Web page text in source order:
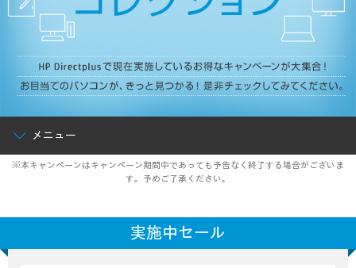
メニュー
※本キャンペーンはキャンペーン期間中であっても予告なく終了する場合がございま
す。予めご了承ください。
実施中セール